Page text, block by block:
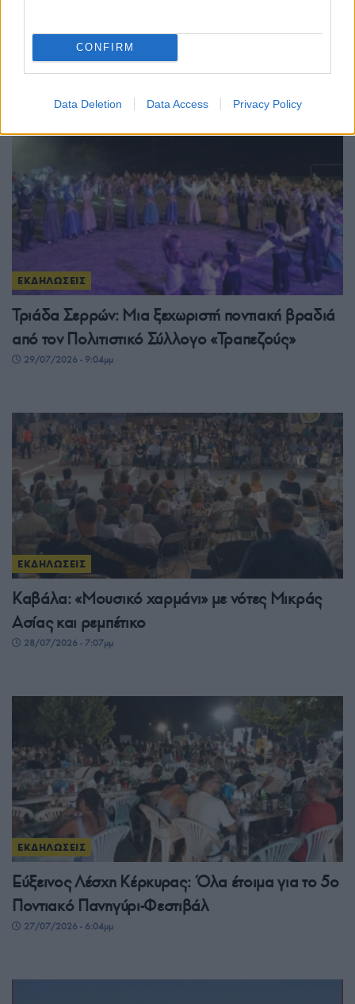
CONFIRM
Data Deletion Data Access Privacy Policy
με μουσική, παράδοση και γεύσεις της δυτικής
Μακεδονίας
30/07/2026 - 8:26μμ
ΕΚΔΗΛΩΣΕΙΣ
Τριάδα Σερρών: Μια ξεχωριστή ποντιακή βραδιά
από τον Πολιτιστικό Σύλλογο «Τραπεζούς»
29/07/2026 - 9:04μμ
ΕΚΔΗΛΩΣΕΙΣ
Καβάλα: «Μουσικό χαρμάνι» με νότες Μικράς
Ασίας και ρεμπέτικο
28/07/2026 - 7:07μμ
ΕΚΔΗΛΩΣΕΙΣ
Εύξεινος Λέσχη Κέρκυρας: Όλα έτοιμα για το 5ο
Ποντιακό Πανηγύρι-Φεστιβάλ
27/07/2026 - 6:04μμ